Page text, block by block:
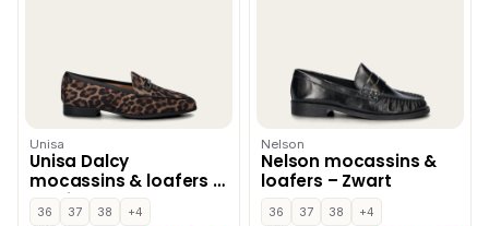
Unisa
Unisa Dalcy
mocassins & loafers –
Multi
36 37 38
+4
Nelson
Nelson mocassins &
loafers – Zwart
36 37 38
+4